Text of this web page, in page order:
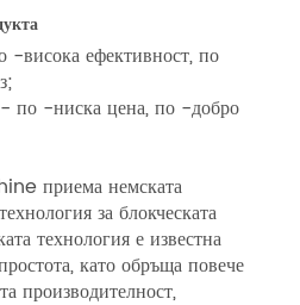
висока ефективност, по
по -ниска цена, по -добро
приема немската
за блокческата
технология е известна
като обръща повече
производителност,